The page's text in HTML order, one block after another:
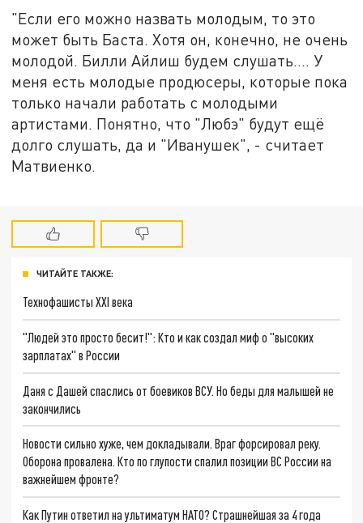
"Если его можно назвать молодым, то это
может быть Баста. Хотя он, конечно, не очень
молодой. Билли Айлиш будем слушать.... У
меня есть молодые продюсеры, которые пока
только начали работать с молодыми
артистами. Понятно, что "Любэ" будут ещё
долго слушать, да и "Иванушек", - считает
Матвиенко.
ЧИТАЙТЕ ТАКЖЕ:
Технофашисты XXI века
"Людей это просто бесит!": Кто и как создал миф о "высоких
зарплатах" в России
Даня с Дашей спаслись от боевиков ВСУ. Но беды для малышей не
закончились
Новости сильно хуже, чем докладывали. Враг форсировал реку.
Оборона провалена. Кто по глупости спалил позиции ВС России на
важнейшем фронте?
Как Путин ответил на ультиматум НАТО? Страшнейшая за 4 года